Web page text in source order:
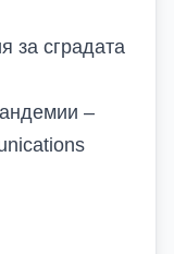
за сградата
–